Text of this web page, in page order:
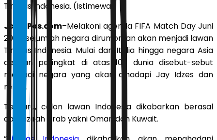
Timnas Indonesia. (Istimewa)
JawaPos.com–Melakoni agenda FIFA Match Day Juni
2026, sejumlah negara dirumorkan akan menjadi lawan
Timnas Indonesia. Mulai dari Italia hingga negara Asia
dengan peringkat di atas 100 dunia disebut-sebut
menjadi negara yang akan dihadapi Jay Idzes dan
rekan.
Terbaru, calon lawan Indonesia dikabarkan berasal
dari jazirah Arab yakni Oman dan Kuwait.